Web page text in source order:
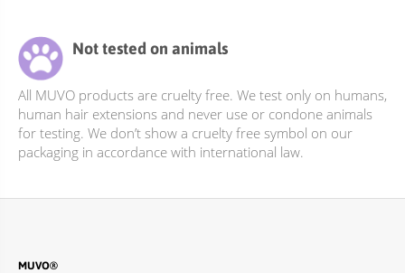
Not tested on animals
All MUVO products are cruelty free. We test only on humans,
human hair extensions and never use or condone animals
for testing. We don’t show a cruelty free symbol on our
packaging in accordance with international law.
MUVO®